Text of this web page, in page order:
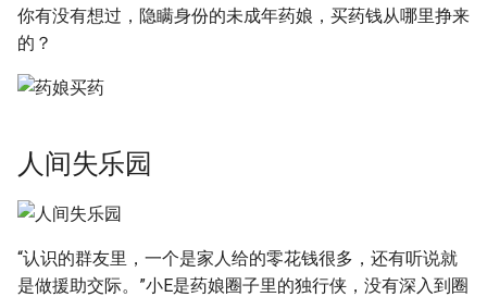
你有没有想过，隐瞒身份的未成年药娘，买药钱从哪里挣来
的？
人间失乐园
“认识的群友里，一个是家人给的零花钱很多，还有听说就
是做援助交际。”小E是药娘圈子里的独行侠，没有深入到圈